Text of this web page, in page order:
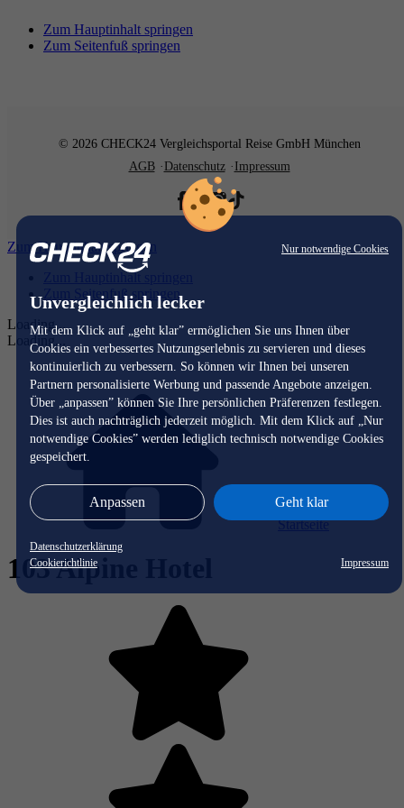
Nur notwendige Cookies
Unvergleichlich lecker
Mit dem Klick auf „geht klar” ermöglichen Sie uns Ihnen über
Cookies ein verbessertes Nutzungserlebnis zu servieren und dieses
kontinuierlich zu verbessern. So können wir Ihnen bei unseren
Partnern personalisierte Werbung und passende Angebote anzeigen.
Über „anpassen” können Sie Ihre persönlichen Präferenzen festlegen.
Dies ist auch nachträglich jederzeit möglich. Mit dem Klick auf „Nur
notwendige Cookies” werden lediglich technisch notwendige Cookies
gespeichert.
Anpassen Geht klar
Datenschutzerklärung
Cookierichtlinie
Impressum
Zum Hauptinhalt springen
Zum Seitenfuß springen
© 2026 CHECK24 Vergleichsportal Reise GmbH München
AGB
Datenschutz Impressum
Zum Hauptinhalt springen
Zum Hauptinhalt springen
Zum Seitenfuß springen
Loading...
Loading...
Startseite
103 Alpine Hotel